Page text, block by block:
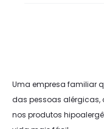
Uma empresa familiar
das pessoas alérgicas,
nos produtos